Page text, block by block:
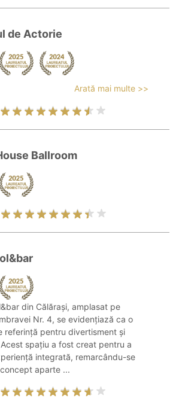
de Actorie
Arată mai multe >>
Ballroom
din Călărași, amplasat pe
Nr. 4, se evidențiază ca o
referință pentru divertisment și
spațiu a fost creat pentru a
integrată, remarcându-se
aparte ...